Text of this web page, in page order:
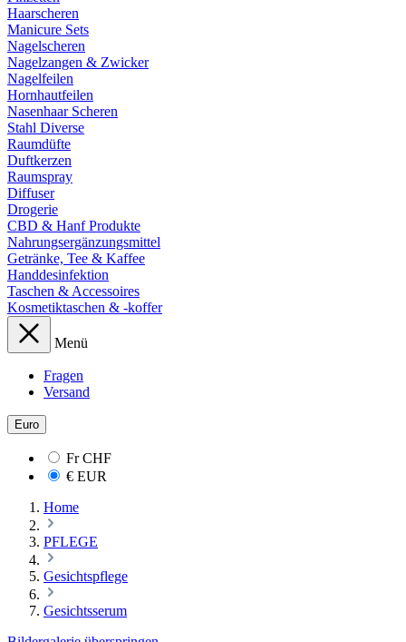
Haarscheren
Manicure Sets
Nagelscheren
Nagelzangen & Zwicker
Nagelfeilen
Hornhautfeilen
Nasenhaar Scheren
Stahl Diverse
Raumdüfte
Duftkerzen
Raumspray
Diffuser
Drogerie
CBD & Hanf Produkte
Nahrungsergänzungsmittel
Getränke, Tee & Kaffee
Handdesinfektion
Taschen & Accessoires
Kosmetiktaschen & -koffer
Menü
Fragen
Versand
Euro
FrCHF
€ EUR
Home
PFLEGE
Gesichtspflege
Gesichtsserum